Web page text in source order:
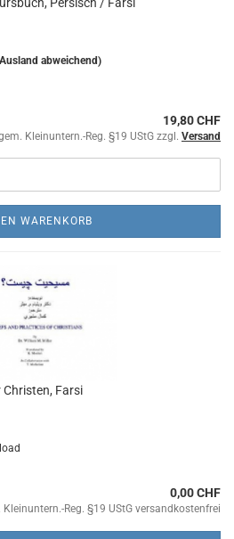
abweichend)
19,80 CHF
Kleinuntern.-Reg. §19 UStG zzgl. Versand
WARENKORB
Farsi
0,00 CHF
Reg. §19 UStG versandkostenfrei